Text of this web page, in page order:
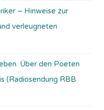
– Hinweise zur
verleugneten
Über den Poeten
(Ra­dio­sen­dung RBB